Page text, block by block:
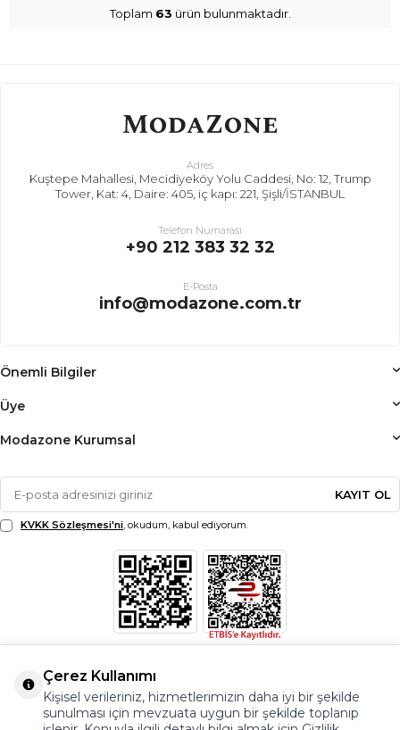
Toplam 63 ürün bulunmaktadır.
Adres
Kuştepe Mahallesi, Mecidiyeköy Yolu Caddesi, No: 12, Trump
Tower, Kat: 4, Daire: 405, iç kapı: 221, Şişli/İSTANBUL
Telefon Numarası
+90 212 383 32 32
E-Posta
info@modazone.com.tr
Önemli Bilgiler
Üye
Modazone Kurumsal
KAYIT OL
KVKK Sözleşmesi'ni, okudum, kabul ediyorum.
Çerez Kullanımı
Kişisel verileriniz, hizmetlerimizin daha iyi bir şekilde
sunulması için mevzuata uygun bir şekilde toplanıp